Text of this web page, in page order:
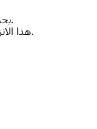
يحدث الانزلاق الفقاري عندما تنزلق فقرة في العمود الفقري إلى الأمام فوق الفقرة التي تحتها.
هذا الانزلاق قد يضغط على الأعصاب ويسبب آلام الظهر، أو آلام في الساقين، أو صعوبة في المشي.